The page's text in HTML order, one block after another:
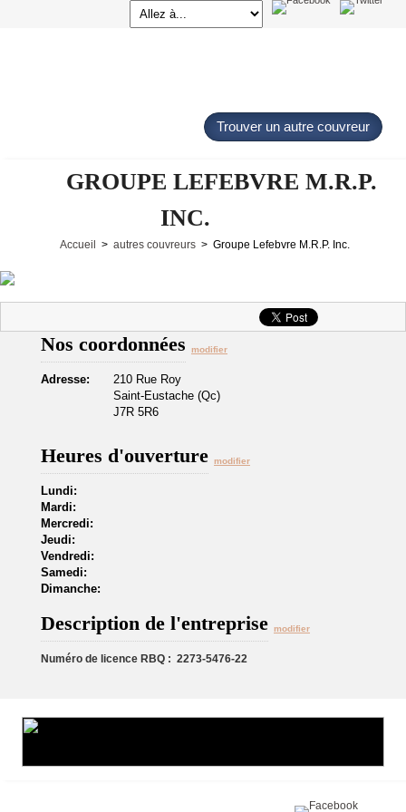
Trouver un autre couvreur
GROUPE LEFEBVRE M.R.P.
INC.
Accueil > autres couvreurs > Groupe Lefebvre M.R.P. Inc.
Nos coordonnées modifier
Adresse:
210 Rue Roy
Saint-Eustache (Qc)
J7R 5R6
Heures d'ouverture modifier
Lundi:
Mardi:
Mercredi:
Jeudi:
Vendredi:
Samedi:
Dimanche:
Description de l'entreprise modifier
Numéro de licence RBQ : 2273-5476-22